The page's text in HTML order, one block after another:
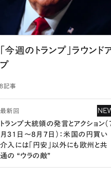
「今週のトランプ」ラウンド
プ
記事
最新回
トランプ大統領の発言とアクション（
月31日～8月7日）：米国の円買い
介入には「円安」以外にも欧州と共
通の “ウラの敵”